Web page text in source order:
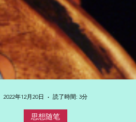
思想随笔
2022年12月20日 読了時間: 3分